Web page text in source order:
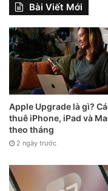
Bài Viết Mới
Apple Upgrade là gì?
thuê iPhone, iPad và
theo tháng
2 ngày trước